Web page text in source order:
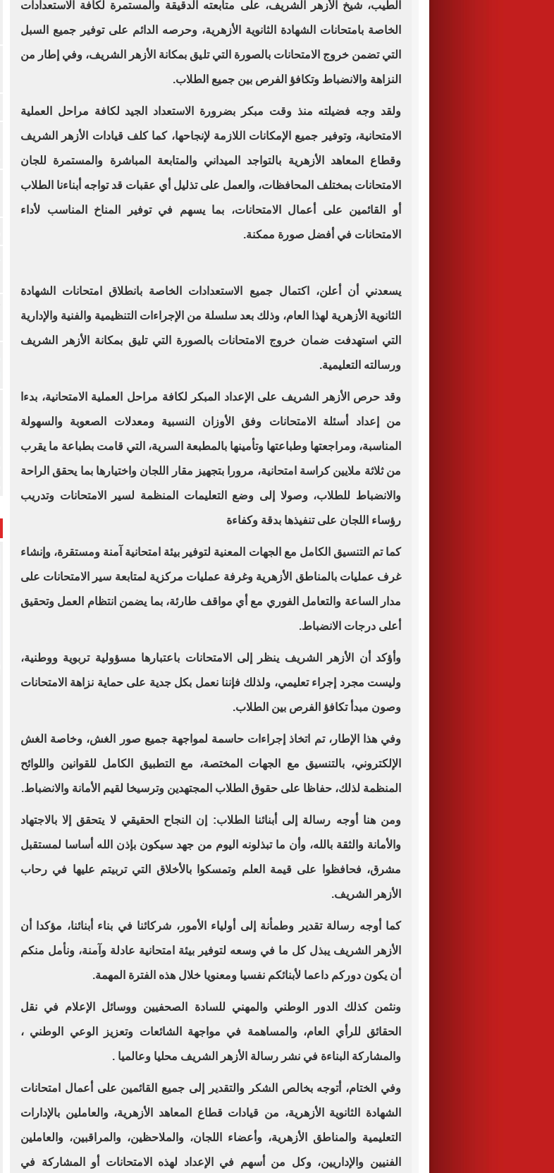
الطيب، شيخ الأزهر الشريف، على متابعته الدقيقة والمستمرة لكافة الاستعدادات
الخاصة بامتحانات الشهادة الثانوية الأزهرية، وحرصه الدائم على توفير جميع السبل
التي تضمن خروج الامتحانات بالصورة التي تليق بمكانة الأزهر الشريف، وفي إطار من
النزاهة والانضباط وتكافؤ الفرص بين جميع الطلاب.
ولقد وجه فضيلته منذ وقت مبكر بضرورة الاستعداد الجيد لكافة مراحل العملية
الامتحانية، وتوفير جميع الإمكانات اللازمة لإنجاحها، كما كلف قيادات الأزهر الشريف
وقطاع المعاهد الأزهرية بالتواجد الميداني والمتابعة المباشرة والمستمرة للجان
الامتحانات بمختلف المحافظات، والعمل على تذليل أي عقبات قد تواجه أبناءنا الطلاب
أو القائمين على أعمال الامتحانات، بما يسهم في توفير المناخ المناسب لأداء
الامتحانات في أفضل صورة ممكنة.
يسعدني أن أعلن، اكتمال جميع الاستعدادات الخاصة بانطلاق امتحانات الشهادة
الثانوية الأزهرية لهذا العام، وذلك بعد سلسلة من الإجراءات التنظيمية والفنية والإدارية
التي استهدفت ضمان خروج الامتحانات بالصورة التي تليق بمكانة الأزهر الشريف
ورسالته التعليمية.
وقد حرص الأزهر الشريف على الإعداد المبكر لكافة مراحل العملية الامتحانية، بدءا
من إعداد أسئلة الامتحانات وفق الأوزان النسبية ومعدلات الصعوبة والسهولة
المناسبة، ومراجعتها وطباعتها وتأمينها بالمطبعة السرية، التي قامت بطباعة ما يقرب
من ثلاثة ملايين كراسة امتحانية، مرورا بتجهيز مقار اللجان واختيارها بما يحقق الراحة
والانضباط للطلاب، وصولا إلى وضع التعليمات المنظمة لسير الامتحانات وتدريب
رؤساء اللجان على تنفيذها بدقة وكفاءة
كما تم التنسيق الكامل مع الجهات المعنية لتوفير بيئة امتحانية آمنة ومستقرة، وإنشاء
غرف عمليات بالمناطق الأزهرية وغرفة عمليات مركزية لمتابعة سير الامتحانات على
مدار الساعة والتعامل الفوري مع أي مواقف طارئة، بما يضمن انتظام العمل وتحقيق
أعلى درجات الانضباط.
وأؤكد أن الأزهر الشريف ينظر إلى الامتحانات باعتبارها مسؤولية تربوية ووطنية،
وليست مجرد إجراء تعليمي، ولذلك فإننا نعمل بكل جدية على حماية نزاهة الامتحانات
وصون مبدأ تكافؤ الفرص بين الطلاب.
وفي هذا الإطار، تم اتخاذ إجراءات حاسمة لمواجهة جميع صور الغش، وخاصة الغش
الإلكتروني، بالتنسيق مع الجهات المختصة، مع التطبيق الكامل للقوانين واللوائح
المنظمة لذلك، حفاظا على حقوق الطلاب المجتهدين وترسيخا لقيم الأمانة والانضباط.
ومن هنا أوجه رسالة إلى أبنائنا الطلاب: إن النجاح الحقيقي لا يتحقق إلا بالاجتهاد
والأمانة والثقة بالله، وأن ما تبذلونه اليوم من جهد سيكون بإذن الله أساسا لمستقبل
مشرق، فحافظوا على قيمة العلم وتمسكوا بالأخلاق التي تربيتم عليها في رحاب
الأزهر الشريف.
كما أوجه رسالة تقدير وطمأنة إلى أولياء الأمور، شركائنا في بناء أبنائنا، مؤكدا أن
الأزهر الشريف يبذل كل ما في وسعه لتوفير بيئة امتحانية عادلة وآمنة، ونأمل منكم
أن يكون دوركم داعما لأبنائكم نفسيا ومعنويا خلال هذه الفترة المهمة.
ونثمن كذلك الدور الوطني والمهني للسادة الصحفيين ووسائل الإعلام في نقل
الحقائق للرأي العام، والمساهمة في مواجهة الشائعات وتعزيز الوعي الوطني ،
والمشاركة البناءة في نشر رسالة الأزهر الشريف محليا وعالميا .
وفي الختام، أتوجه بخالص الشكر والتقدير إلى جميع القائمين على أعمال امتحانات
الشهادة الثانوية الأزهرية، من قيادات قطاع المعاهد الأزهرية، والعاملين بالإدارات
التعليمية والمناطق الأزهرية، وأعضاء اللجان، والملاحظين، والمراقبين، والعاملين
الفنيين والإداريين، وكل من أسهم في الإعداد لهذه الامتحانات أو المشاركة في